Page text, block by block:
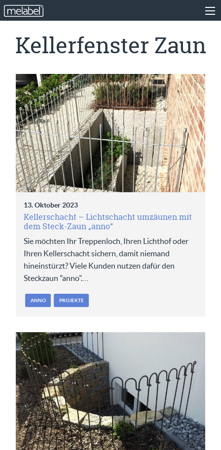
Kellerfenster Zaun
13. Oktober 2023
Kellerschacht – Lichtschacht umzäunen mit
dem Steck-Zaun „anno“
Sie möchten Ihr Treppenloch, Ihren Lichthof oder
Ihren Kellerschacht sichern, damit niemand
hineinstürzt? Viele Kunden nutzen dafür den
Steckzaun "anno".…
ANNO PROJEKTE